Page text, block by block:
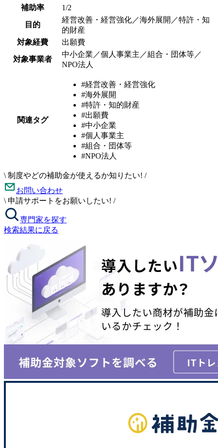
補助率 1/2
目的
経営改善・経営強化／海外展開／特許・知
的財産
対象経費
出願費
対象事業者
中小企業／個人事業主／組合・団体等／
NPO法人
関連タグ
#経営改善・経営強化
#海外展開
#特許・知的財産
#出願費
#中小企業
#個人事業主
#組合・団体等
#NPO法人
\ 制度やどの補助金が使えるか知りたい! /
お問い合わせ
\ 申請サポートをお願いしたい! /
専門家を探す
検索結果に戻る